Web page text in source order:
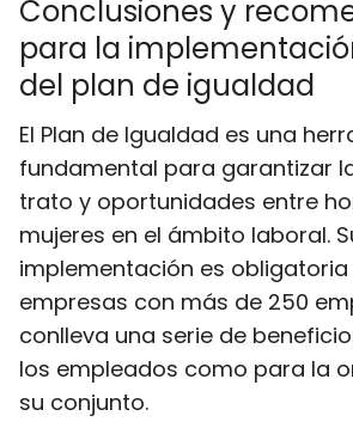
Conclusiones y
para la
del plan de igualdad
El Plan de Igualdad es una
fundamental para garantizar
trato y oportunidades entre
mujeres en el ámbito laboral.
implementación es
empresas con más de 250
conlleva una serie de
los empleados como para la
su conjunto.